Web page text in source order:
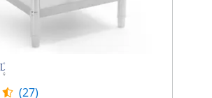
(27)